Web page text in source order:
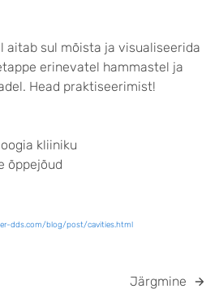
aitab sul mõista ja visualiseerida
erinevatel hammastel ja
Head praktiseerimist!
kliiniku
õppejõud
dds.com/blog/post/cavities.html
Järgmine